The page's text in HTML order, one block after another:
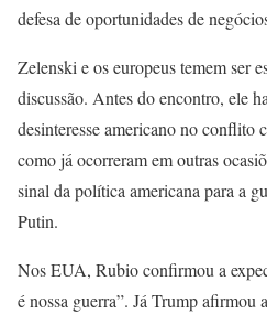
defesa de oportunidades de
Zelenski e os europeus temem ser
discussão. Antes do encontro, ele
desinteresse americano no conflito
como já ocorreram em outras
sinal da política americana para a
Putin.
Nos EUA, Rubio confirmou a
é nossa guerra”. Já Trump afirmou